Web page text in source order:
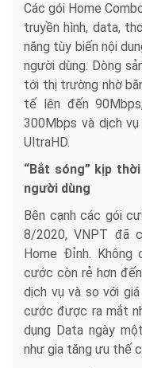
Các gói Home
truyền hình, data,
năng tùy biến nội
người dùng. Dòng
tới thị trường nhờ
tế lên đến
300Mbps và dịch
UltraHD.
“Bắt sóng” kịp
người dùng
Bên cạnh các gói
8/2020, VNPT đã
Home Đỉnh. Không
cước còn rẻ hơn
dịch vụ và so với
cước được ra mắt
dụng Data ngày
như gia tăng ưu thế